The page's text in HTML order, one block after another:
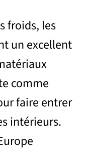
froids, les
un excellent
comme
faire entrer
intérieurs.